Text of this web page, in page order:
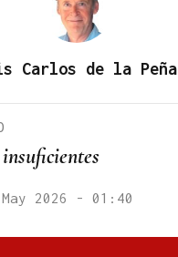
Carlos de la Peña
2026 - 01:40